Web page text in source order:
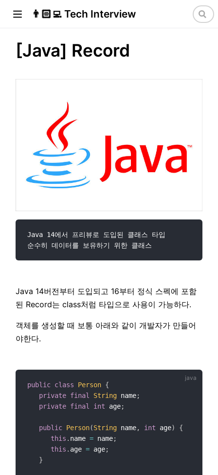
👨🏻‍💻 Tech Interview
[Java] Record
Java 14에서 프리뷰로 도입된 클래스 타입
Java 14버전부터 도입되고 16부터 정식 스펙에 포함
된 Record는 class처럼 타입으로 사용이 가능하다.
객체를 생성할 때 보통 아래와 같이 개발자가 만들어
야한다.
public class Person {
private final String name;
private final int age;
public Person(String name, int age)
{
this . name = name;
this . age = age;
}